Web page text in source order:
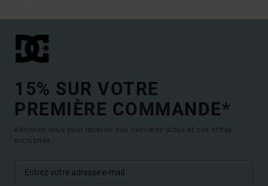
15% SUR VOTRE
PREMIÈRE COMMANDE*
Abonnez-vous pour recevoir nos dernières actus et nos offres
exclusives.